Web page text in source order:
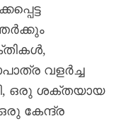
വളർച്ച
ഒരു ശക്തയായ
കേന്ദ്ര